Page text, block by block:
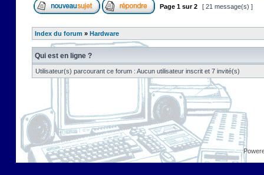
Page 1 sur2 [ 21 message(s) ]
Index du forum » Hardware
Qui est en ligne ?
Utilisateur(s) parcourant ce forum : Aucun utilisateur inscrit et 7 invité(s)